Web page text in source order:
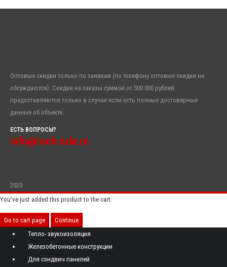
Оптовые скидки только по заявкам (по телефону оптовые скидки не
обсуждаются). Скидки на заказы суммой от 500 000 рублей
предоставляются только в случае если есть полные достоверные
данные об объекте.
ЕСТЬ ВОПРОСЫ?
info@rock-sale.ru
2020
You've just added this product to the cart:
Go to cart page
Continue
Тепло- звукоизоляция
Железобетонные конструкции
Для сэндвич панелей